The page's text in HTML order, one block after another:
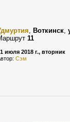
, Воткинск,
11
июля 2018 г., вторник
Сэм